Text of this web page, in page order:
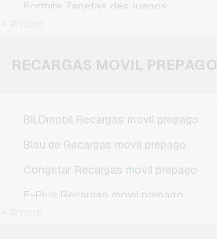
Fortnite Tarjetas des juegos
Minecraft Tarjetas des juegos
RECARGAS MOVIL PREPAGO
BILDmobil Recargas movil prepago
Blau.de Recargas movil prepago
Congstar Recargas movil prepago
E-Plus Recargas movil prepago